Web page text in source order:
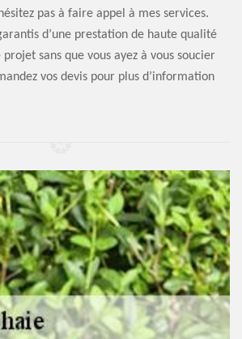
pas à faire appel à mes services.
d’une prestation de haute qualité
sans que vous ayez à vous soucier
vos devis pour plus d’information